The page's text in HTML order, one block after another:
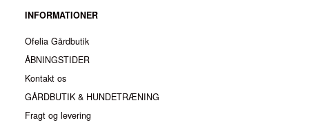
INFORMATIONER
Ofelia Gårdbutik
ÅBNINGSTIDER
Kontakt os
GÅRDBUTIK & HUNDETRÆNING
Fragt og levering